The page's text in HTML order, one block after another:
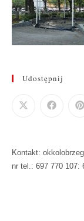
Udostępnij
Kontakt:
nr tel.: 697 770 107: